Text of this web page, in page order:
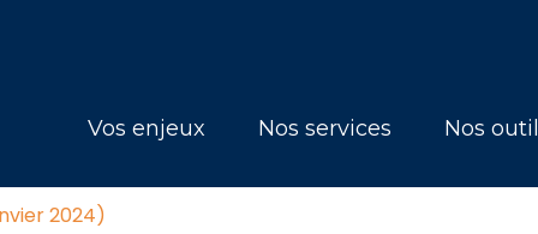
Vos enjeux Nos services Nos
DE SECTION
2024)